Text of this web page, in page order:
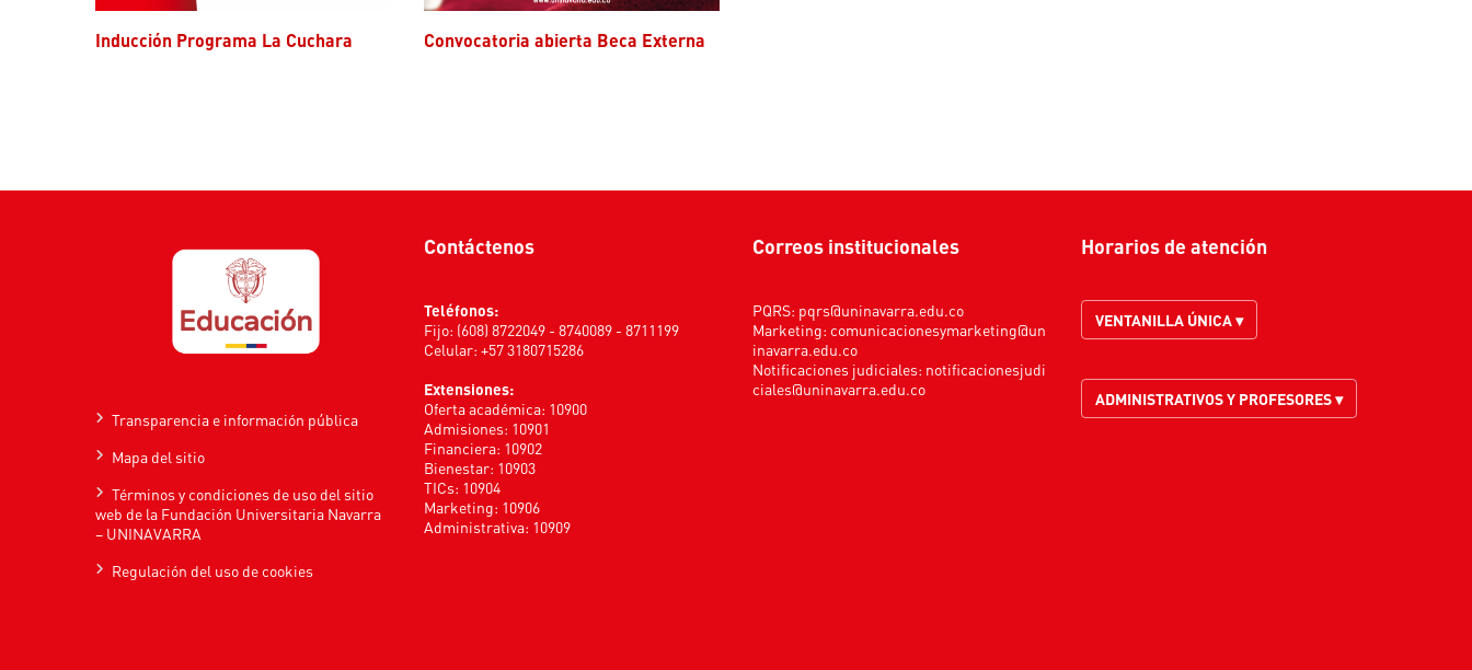
Inducción Programa La Cuchara Convocatoria abierta Beca Externa
Transparencia e información pública
Mapa del sitio
Términos y condiciones de uso del sitio
web de la Fundación Universitaria Navarra
– UNINAVARRA
Regulación del uso de cookies
Contáctenos
Teléfonos:
Fijo: (608) 8722049 - 8740089 - 8711199
Celular: +57 3180715286
Extensiones:
Oferta académica: 10900
Admisiones: 10901
Financiera: 10902
Bienestar: 10903
TICs: 10904
Marketing: 10906
Administrativa: 10909
Correos institucionales
PQRS: pqrs@uninavarra.edu.co
Marketing: comunicacionesymarketing@un
inavarra.edu.co
Notificaciones judiciales: notificacionesjudi
ciales@uninavarra.edu.co
Horarios de atención
VENTANILLA ÚNICA ▾
ADMINISTRATIVOS Y PROFESORES ▾